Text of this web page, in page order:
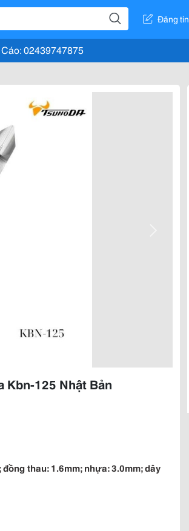
Đăng tin
02439747875
Kbn-125 Nhật Bản
thau: 1.6mm; nhựa: 3.0mm; dây